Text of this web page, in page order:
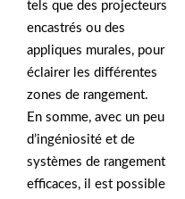
tels que des projecteurs
encastrés ou des
appliques murales, pour
éclairer les différentes
zones de rangement.
En somme, avec un peu
d’ingéniosité et de
systèmes de rangement
efficaces, il est possible